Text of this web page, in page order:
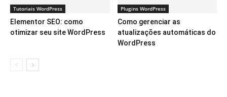
Tutoriais WordPress
Elementor SEO: como
otimizar seu site WordPress
Plugins WordPress
Como gerenciar as
atualizações automáticas do
WordPress